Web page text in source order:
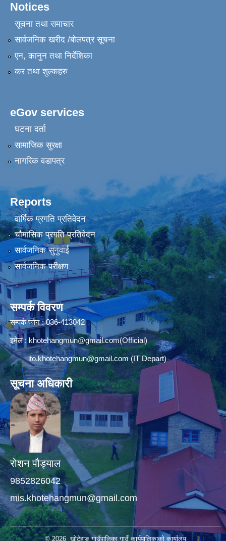
Notices
सूचना तथा समाचार
सार्वजनिक खरीद /बोलपत्र सूचना
एन, कानुन तथा निर्देशिका
कर तथा शुल्कहरु
eGov services
घटना दर्ता
सामाजिक सुरक्षा
नागरिक वडापत्र
Reports
वार्षिक प्रगति प्रतिवेदन
चौमासिक प्रगति प्रतिवेदन
सार्वजनिक सुनुवाई
सार्वजनिक परीक्षण
सम्पर्क विवरण
सम्पर्क फोन : 036-413042
इमेल :khotehangmun@gmail.com(Official)
ito.khotehangmun@gmail.com(IT Depart)
सूचना अधिकारी
रोशन पौड्याल
9852826042
mis.khotehangmun@gmail.com
© 2026 खोटेहाङ गाउँपालिका गाउँ कार्यपालिकाको कार्यालय